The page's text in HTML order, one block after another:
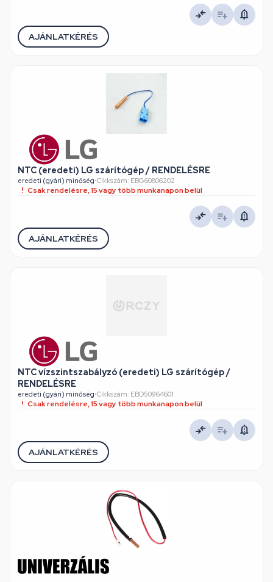
AJÁNLATKÉRÉS
NTC (eredeti) LG szárítógép / RENDELÉSRE
eredeti (gyári) minőség•Cikkszám: EBG60806202
Csak rendelésre, 15 vagy több munkanapon belül
AJÁNLATKÉRÉS
NTC vízszintszabályzó (eredeti) LG szárítógép /
RENDELÉSRE
eredeti (gyári) minőség•Cikkszám: EBD50964601
Csak rendelésre, 15 vagy több munkanapon belül
AJÁNLATKÉRÉS